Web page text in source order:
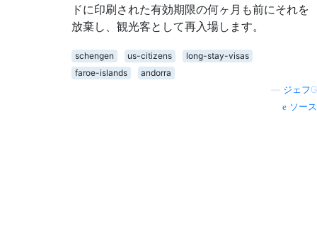
ドに印刷された有効期限の何ヶ月も前にそれを
放棄し、観光客として再入場します。
schengen us-citizens
long-stay-visas
faroe-islands
andorra
ジェフG
ソース